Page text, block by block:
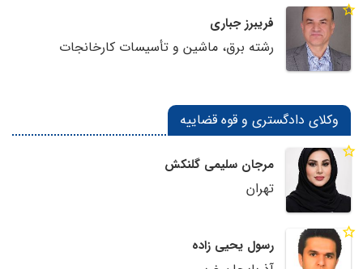
فریبرز جباری
رشته برق، ماشین و تأسیسات کارخانجات
وکلای دادگستری و قوه قضاییه
مرجان سلیمی گلنکش
تهران
رسول یحیی زاده